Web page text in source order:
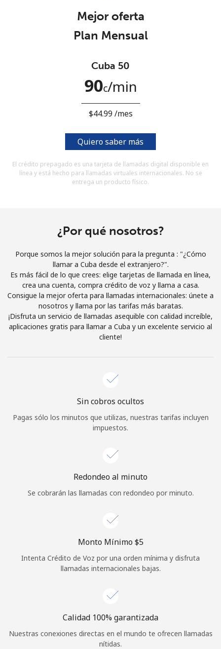
Términos y condiciones.
¡Hola!
Iniciar Sesión
o
Continuar con
Mejor oferta
Plan Mensual
Cuba 50
90c⁩/min
⁦$44.99⁩ /mes
Quiero saber más
El crédito prepagado es una tarjeta de llamadas digital disponible en
línea y está hecho para llamadas virtuales internacionales. No se
entrega un producto físico.
¿Por qué nosotros?
Porque somos la mejor solución para la pregunta : "¿Cómo
llamar a Cuba desde el extranjero?".
Es más fácil de lo que crees: elige tarjetas de llamada en línea,
crea una cuenta, compra crédito de voz y llama a casa.
Consigue la mejor oferta para llamadas internacionales: únete a
nosotros y llama por las tarifas más baratas.
¡Disfruta un servicio de llamadas asequible con calidad increíble,
aplicaciones gratis para llamar a Cuba y un excelente servicio al
cliente!
Sin cobros ocultos
Pagas sólo los minutos que utilizas, nuestras tarifas incluyen
impuestos.
Redondeo al minuto
Se cobrarán las llamadas con redondeo por minuto.
Monto Mínimo ⁦$5⁩
Intenta Crédito de Voz por una orden mínima y disfruta
llamadas internacionales bajas.
Calidad 100% garantizada
Nuestras conexiones directas en el mundo te ofrecen llamadas
nítidas.